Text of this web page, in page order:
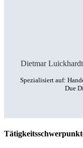
Dietmar Luickhardt
Spezialisiert auf:
Due